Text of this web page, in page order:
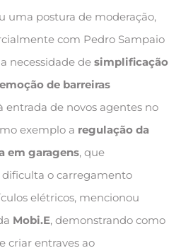
uma postura de moderação,
com Pedro Sampaio
necessidade de simplificação
de barreiras
entrada de novos agentes no
exemplo a regulação da
em garagens, que
o carregamento
elétricos, mencionou
Mobi.E, demonstrando como
criar entraves ao